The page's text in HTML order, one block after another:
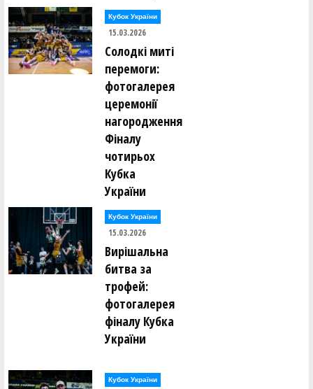
Кубок України
15.03.2026
Солодкі миті
перемоги:
фотогалерея
церемонії
нагородження
Фіналу
чотирьох
Кубка
України
Кубок України
15.03.2026
Вирішальна
битва за
трофей:
фотогалерея
фіналу Кубка
України
Кубок України